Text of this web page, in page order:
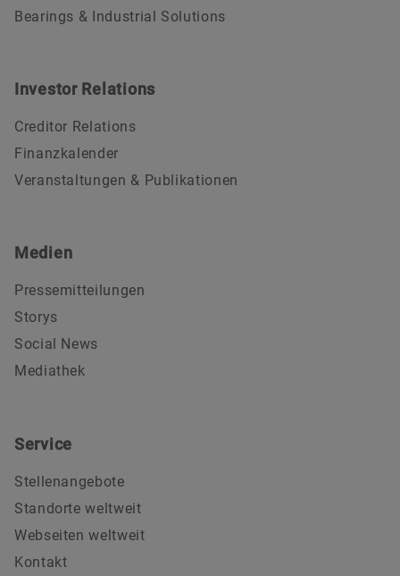
Bearings & Industrial Solutions
Investor Relations
Creditor Relations
Finanzkalender
Veranstaltungen & Publikationen
Medien
Pressemitteilungen
Storys
Social News
Mediathek
Service
Stellenangebote
Standorte weltweit
Webseiten weltweit
Kontakt